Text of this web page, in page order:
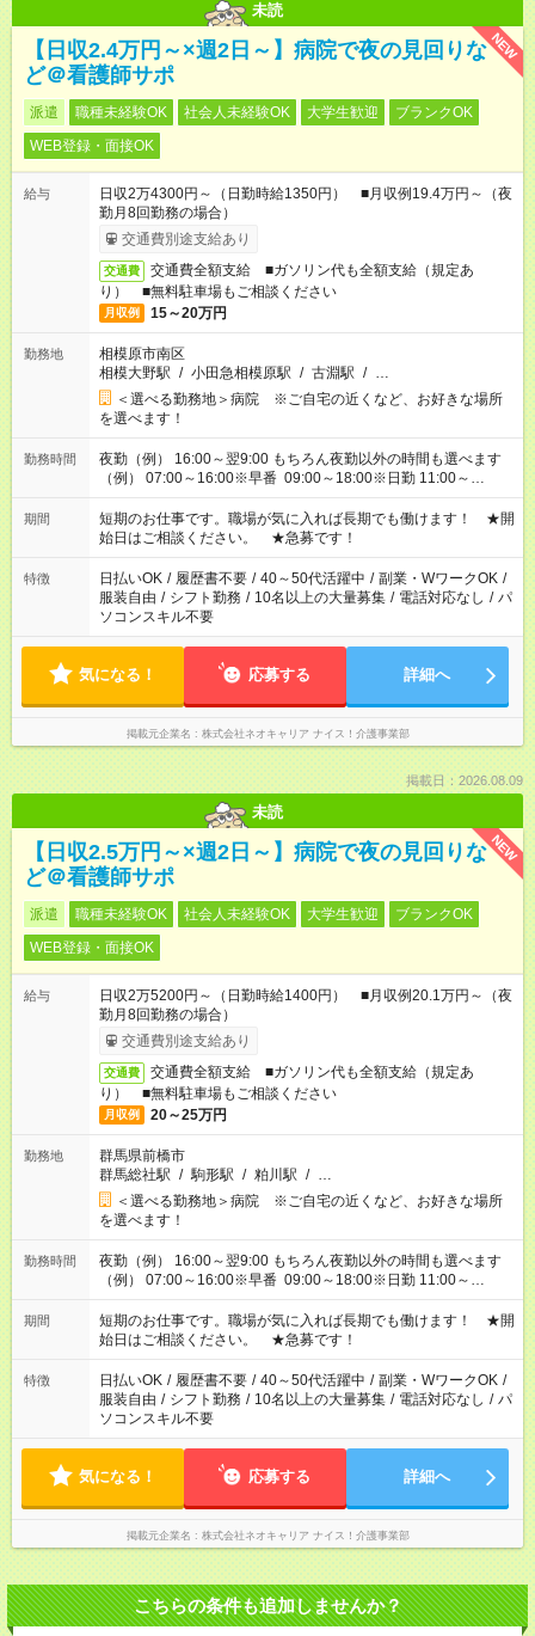
未読
NEW
【日収2.4万円～×週2日～】病院で夜の見回りな
ど＠看護師サポ
派遣 職種未経験OK 社会人未経験OK 大学生歓迎
ブランクOK
WEB登録・面接OK
給与
日収2万4300円～（日勤時給1350円） ■月収例19.4万円～（夜
勤月8回勤務の場合）
交通費別途支給あり
交通費
交通費全額支給 ■ガソリン代も全額支給（規定あ
り） ■無料駐車場もご相談ください
月収例 15～20万円
勤務地
相模原市南区
相模大野駅 / 小田急相模原駅 / 古淵駅 / …
＜選べる勤務地＞病院 ※ご自宅の近くなど、お好きな場所
を選べます！
勤務時間
夜勤（例） 16:00～翌9:00 もちろん夜勤以外の時間も選べます
（例） 07:00～16:00※早番 09:00～18:00※日勤 11:00～
20:00※遅番 ※時間は、固定・選べる施設もあるので、ご希望が
あれば調整できます！ ※シフト制。勤務地により実働時間が異
なります。★家庭の都合でお休みが必要な場合も遠慮なくご相談
ください。
期間
短期のお仕事です。職場が気に入れば長期でも働けます！ ★開
始日はご相談ください。 ★急募です！
特徴 日払いOK / 履歴書不要 / 40～50代活躍中 / 副業・WワークOK /
服装自由 / シフト勤務 / 10名以上の大量募集 / 電話対応なし / パ
ソコンスキル不要
気になる！ 応募する 詳細へ
掲載元企業名 株式会社ネオキャリア ナイス！介護事業部
掲載日：2026.08.09
未読
NEW
【日収2.5万円～×週2日～】病院で夜の見回りな
ど＠看護師サポ
派遣 職種未経験OK 社会人未経験OK 大学生歓迎
ブランクOK
WEB登録・面接OK
給与
日収2万5200円～（日勤時給1400円） ■月収例20.1万円～（夜
勤月8回勤務の場合）
交通費別途支給あり
交通費
交通費全額支給 ■ガソリン代も全額支給（規定あ
り） ■無料駐車場もご相談ください
月収例 20～25万円
勤務地
群馬県前橋市
群馬総社駅 / 駒形駅 / 粕川駅 / …
＜選べる勤務地＞病院 ※ご自宅の近くなど、お好きな場所
を選べます！
勤務時間
夜勤（例） 16:00～翌9:00 もちろん夜勤以外の時間も選べます
（例） 07:00～16:00※早番 09:00～18:00※日勤 11:00～
20:00※遅番 ※時間は、固定・選べる施設もあるので、ご希望が
あれば調整できます！ ※シフト制。勤務地により実働時間が異
なります。★家庭の都合でお休みが必要な場合も遠慮なくご相談
ください。
期間
短期のお仕事です。職場が気に入れば長期でも働けます！ ★開
始日はご相談ください。 ★急募です！
特徴 日払いOK / 履歴書不要 / 40～50代活躍中 / 副業・WワークOK /
服装自由 / シフト勤務 / 10名以上の大量募集 / 電話対応なし / パ
ソコンスキル不要
気になる！ 応募する 詳細へ
掲載元企業名 株式会社ネオキャリア ナイス！介護事業部
こちらの条件も追加しませんか？